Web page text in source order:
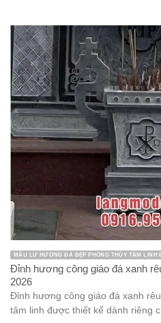
MẪU LƯ HƯƠNG ĐÁ ĐẸP PHONG THỦY TÂM LINH
Đỉnh hương công giáo đá xanh
2026
Đỉnh hương công giáo đá xanh
tâm linh được thiết kế dành riêng